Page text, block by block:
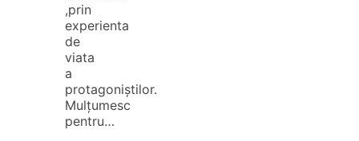
,prin
experienta
de
viata
a
protagoniștilor.
Mulțumesc
pentru…